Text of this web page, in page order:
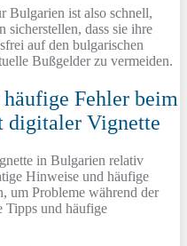
Bulgarien ist also schnell,
sicherstellen, dass sie ihre
auf den bulgarischen
Bußgelder zu vermeiden.
Fehler beim
digitaler Vignette
in Bulgarien relativ
Hinweise und häufige
um Probleme während der
Tipps und häufige